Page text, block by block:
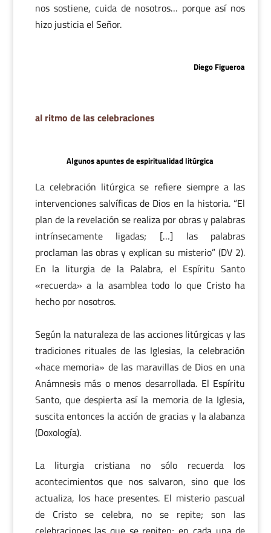
nos sostiene, cuida de nosotros… porque así nos
hizo justicia el Señor.
Diego Figueroa
al ritmo de las celebraciones
Algunos apuntes de espiritualidad litúrgica
La celebración litúrgica se refiere siempre a las
intervenciones salvíficas de Dios en la historia. “El
plan de la revelación se realiza por obras y palabras
intrínsecamente ligadas; […] las palabras
proclaman las obras y explican su misterio” (DV 2).
En la liturgia de la Palabra, el Espíritu Santo
«recuerda» a la asamblea todo lo que Cristo ha
hecho por nosotros.
Según la naturaleza de las acciones litúrgicas y las
tradiciones rituales de las Iglesias, la celebración
«hace memoria» de las maravillas de Dios en una
Anámnesis más o menos desarrollada. El Espíritu
Santo, que despierta así la memoria de la Iglesia,
suscita entonces la acción de gracias y la alabanza
(Doxología).
La liturgia cristiana no sólo recuerda los
acontecimientos que nos salvaron, sino que los
actualiza, los hace presentes. El misterio pascual
de Cristo se celebra, no se repite; son las